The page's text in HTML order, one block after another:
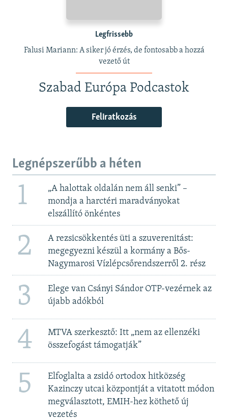
Legfrissebb
Falusi Mariann: A siker jó érzés, de fontosabb a hozzá
vezető út
Szabad Európa Podcastok
Feliratkozás
Legnépszerűbb a héten
1
„A halottak oldalán nem áll senki” –
mondja a harctéri maradványokat
elszállító önkéntes
2
A rezsicsökkentés üti a szuverenitást:
megegyezni készül a kormány a Bős-
Nagymarosi Vízlépcsőrendszerről 2. rész
3
Elege van Csányi Sándor OTP-vezérnek az
újabb adókból
4
MTVA szerkesztő: Itt „nem az ellenzéki
összefogást támogatják”
5
Elfoglalta a zsidó ortodox hitközség
Kazinczy utcai központját a vitatott módon
megválasztott, EMIH-hez köthető új
vezetés